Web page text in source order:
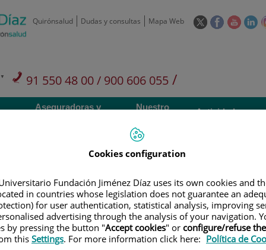
Quirónsalud Dudas y consultas Mapa Web
Este
ventana
nueva.
Este
ventana
nueva.
Este
nueva.
91 550 48 00 / 900 606 055/
Privados: 91 090 05 16
Aseguradoras y
Nuestro
Actividades
Investigación
Teléfono de atención al usuario900 301 013
Cookies configuration
Fundación Jiménez Díaz uses its own cookies and
in countries whose legislation does not guarantee an
for user authentication, statistical analysis, improving
advertising through the analysis of your navigation.
by pressing the button "Accept cookies" or configure/refuse
thisSettings. For more information click here: Política de